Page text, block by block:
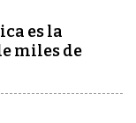
es la
miles de